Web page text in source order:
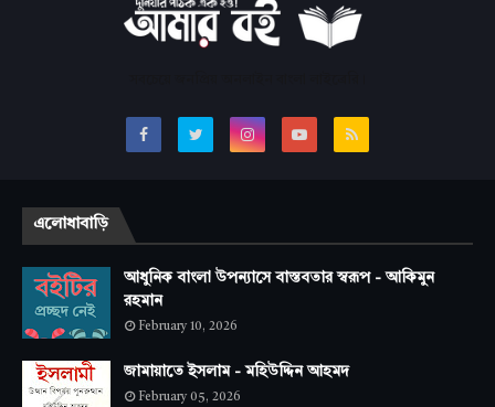
এলোধাবাড়ি
আধুনিক বাংলা উপন্যাসে বাস্তবতার স্বরূপ - আকিমুন
রহমান
February 10, 2026
জামায়াতে ইসলাম - মহিউদ্দিন আহমদ
February 05, 2026